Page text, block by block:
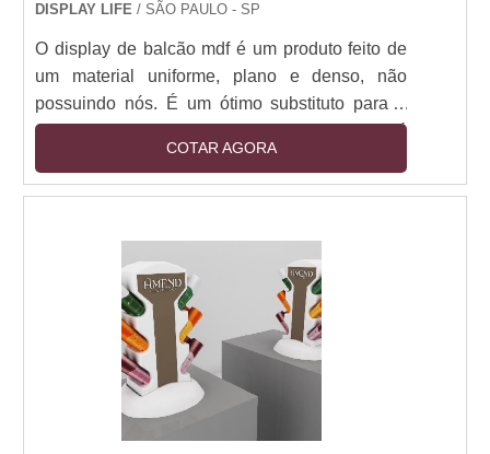
DISPLAY LIFE / SÃO PAULO - SP
O display de balcão mdf é um produto feito de
um material uniforme, plano e denso, não
possuindo nós. É um ótimo substituto para a
madeira, em exceção para quando é
necessária maior rigidez. O material possui
superfícies grandes perfeitamente homogêneas
cortes em qualquer sentido e apresentação de
superfície lisa e uniforme ao toque.As
considerações necessárias na hora da compra
O display de balcão po....
COTAR AGORA